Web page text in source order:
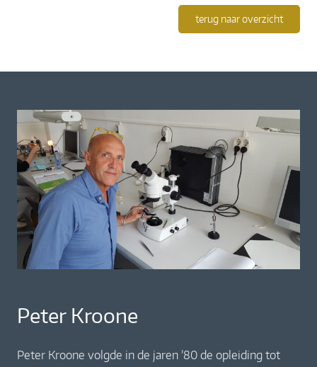
terug naar overzicht
Peter Kroone
Peter Kroone volgde in de jaren ’80 de opleiding tot